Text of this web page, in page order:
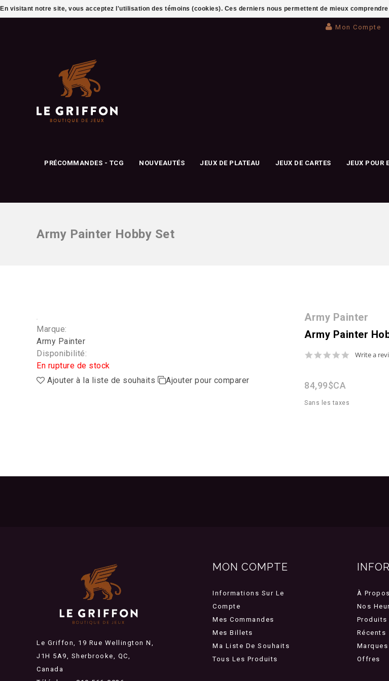
Mon Compte
PRÉCOMMANDES - TCG NOUVEAUTÉS JEUX DE PLATEAU JEUX DE CARTES JEUX POUR
Army Painter Hobby Set
Army Painter
Army Painter
0.0
Write a
84,99$CA
Sans les taxes
Marque:
Army Painter
Disponibilité:
En rupture de stock
Ajouter à la liste de souhaits
Ajouter pour comparer
Le Griffon, 19 Rue Wellington N,
J1H 5A9, Sherbrooke, QC,
Canada
MON COMPTE
Informations Sur Le
Compte
Mes Commandes
Mes Billets
Ma Liste De Souhaits
Tous Les Produits
À
Nos
Produits
Récents
Marques
Offres
En visitant notre site, vous acceptez l'utilisation des témoins (cookies). Ces derniers nous permettent de mieux